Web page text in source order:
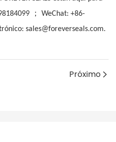
； WeChat: +86-
sales@foreverseals.com.
Próximo